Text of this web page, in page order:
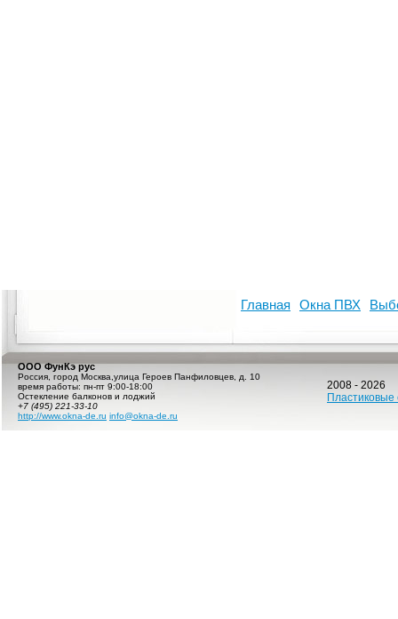
ООО ФунКэ рус
Россия город Москва улица Героев Панфиловцев, д. 10
время работы: пн-пт 9:00-18:00
Остекление балконов и лоджий
+7 (495) 221-33-10
http://www.okna-de.ru info@okna-de.ru
2008 - 2026
Главная Окна ПВХ